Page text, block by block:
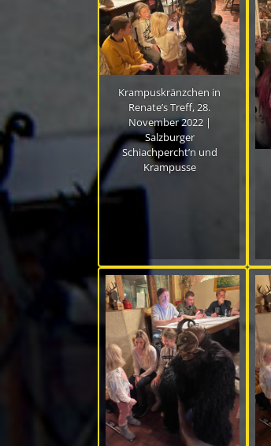
Krampuskränzchen in
Renate’s Treff, 28.
November 2022 |
Salzburger
Schiachpercht’n und
Krampusse